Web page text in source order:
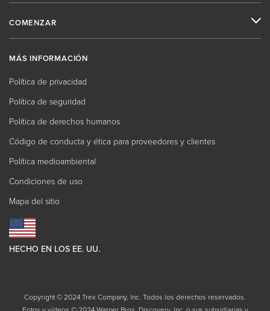
COMENZAR
MÁS INFORMACIÓN
Política de privacidad
Política de seguridad
Política de derechos humanos
Código de conducta y ética para proveedores y clientes
Política medioambiental
Condiciones de uso
Mapa del sitio
HECHO EN LOS EE. UU.
Copyright © 2024 Trex Company, Inc. Todos los derechos reservados.